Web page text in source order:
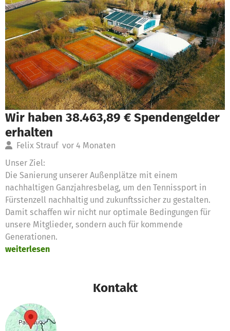
Wir haben 38.463,89 € Spendengelder
erhalten
Felix Strauf vor 4 Monaten
Unser Ziel:
Die Sanierung unserer Außenplätze mit einem
nachhaltigen Ganzjahresbelag, um den Tennissport in
Fürstenzell nachhaltig und zukunftssicher zu gestalten.
Damit schaffen wir nicht nur optimale Bedingungen für
unsere Mitglieder, sondern auch für kommende
Generationen.
weiterlesen
Kontakt